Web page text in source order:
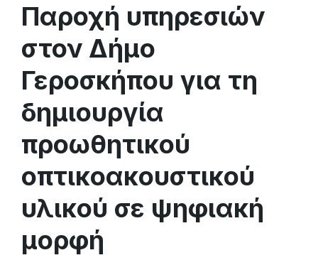
Παροχή υπηρεσιών
στον Δήμο
Γεροσκήπου για τη
δημιουργία
προωθητικού
οπτικοακουστικού
υλικού σε ψηφιακή
μορφή